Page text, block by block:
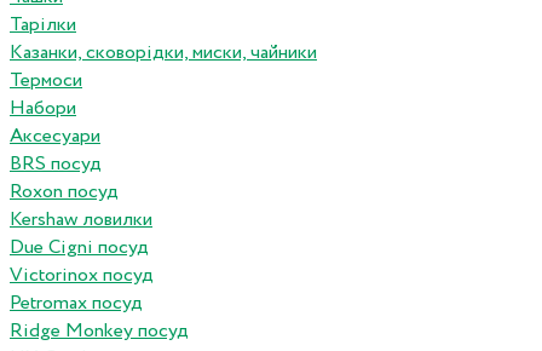
Тарілки
Казанки, сковорідки, миски, чайники
Термоси
Набори
Аксесуари
BRS посуд
Roxon посуд
Kershaw ловилки
Due Cigni посуд
Victorinox посуд
Petromax посуд
Ridge Monkey посуд